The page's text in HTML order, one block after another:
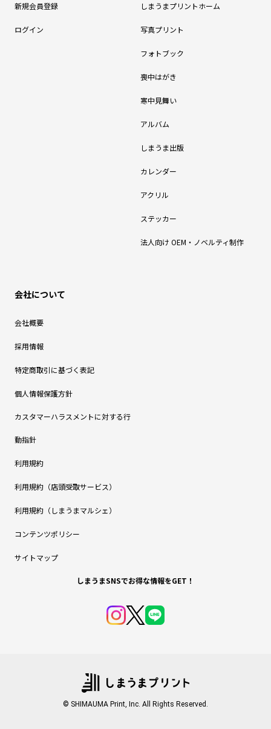
新規会員登録
ログイン
しまうまプリントホーム
写真プリント
フォトブック
喪中はがき
寒中見舞い
アルバム
しまうま出版
カレンダー
アクリル
ステッカー
法人向け OEM・ノベルティ制作
会社について
会社概要
採用情報
特定商取引に基づく表記
個人情報保護方針
カスタマーハラスメントに対する行
動指針
利用規約
利用規約（店頭受取サービス）
利用規約（しまうまマルシェ）
コンテンツポリシー
サイトマップ
しまうまSNSでお得な情報をGET！
© SHIMAUMA Print, Inc. All Rights Reserved.